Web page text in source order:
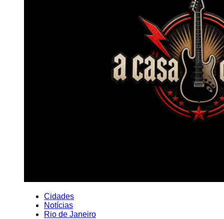
Cidades
Notícias
Rio de Janeiro